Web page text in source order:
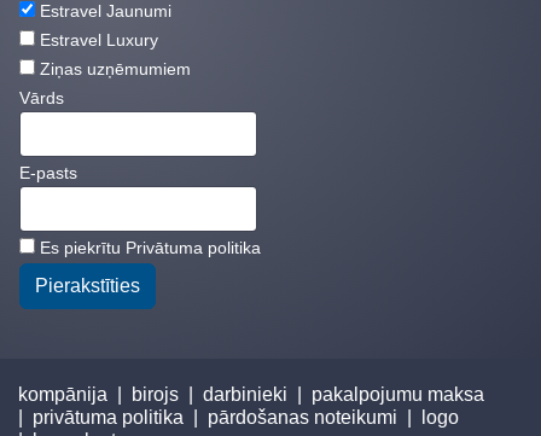
Estravel Jaunumi
Estravel Luxury
Ziņas uzņēmumiem
Vārds
E-pasts
Es piekrītu Privātuma politika
Pierakstīties
kompānija birojs darbinieki
pakalpojumu maksa
privātuma politika pārdošanas noteikumi
logo